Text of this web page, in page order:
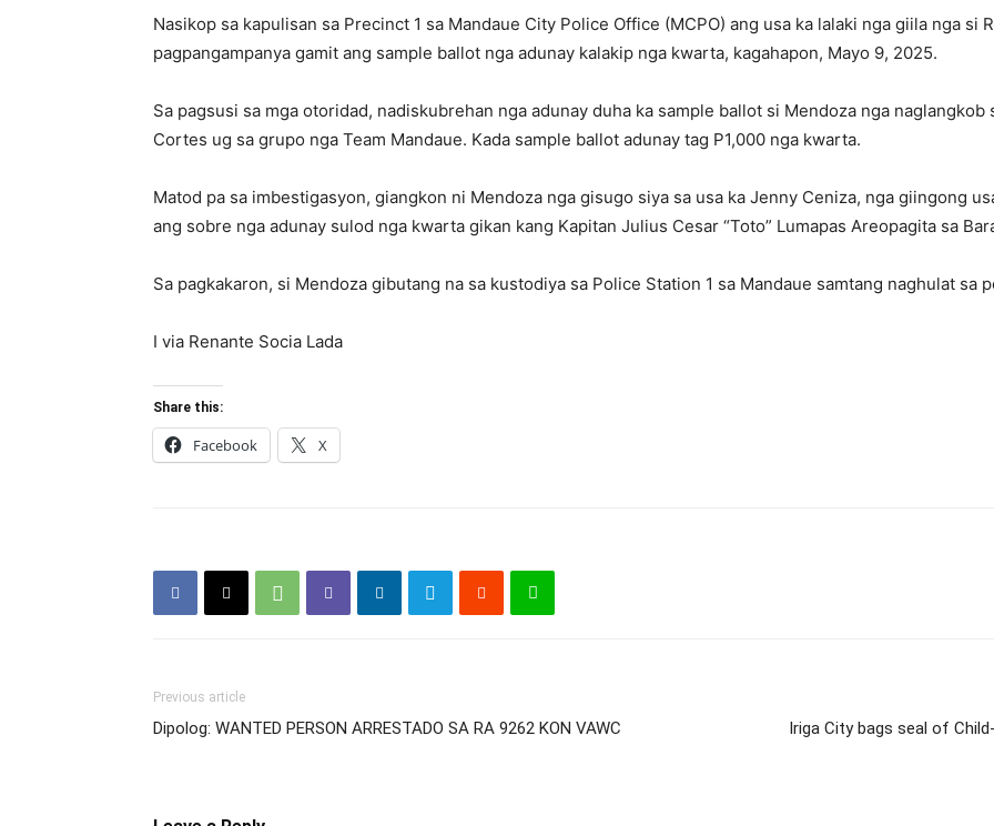
Nasikop sa kapulisan sa Precinct 1 sa Mandaue City Police Office (MCPO) ang usa ka lalaki nga giila nga si
pagpangampanya gamit ang sample ballot nga adunay kalakip nga kwarta, kagahapon, Mayo 9, 2025.
Sa pagsusi sa mga otoridad, nadiskubrehan nga adunay duha ka sample ballot si Mendoza nga
Cortes ug sa grupo nga Team Mandaue. Kada sample ballot adunay tag P1,000 nga kwarta.
Matod pa sa imbestigasyon, giangkon ni Mendoza nga gisugo siya sa usa ka Jenny Ceniza, nga giingong
ang sobre nga adunay sulod nga kwarta gikan kang Kapitan Julius Cesar “Toto” Lumapas Areopagita sa
Sa pagkakaron, si Mendoza gibutang na sa kustodiya sa Police Station 1 sa Mandaue samtang naghulat sa
I via Renante Socia Lada
Share this:
Facebook X
Previous article
Dipolog: WANTED PERSON ARRESTADO SA RA 9262 KON VAWC Iriga City bags seal of